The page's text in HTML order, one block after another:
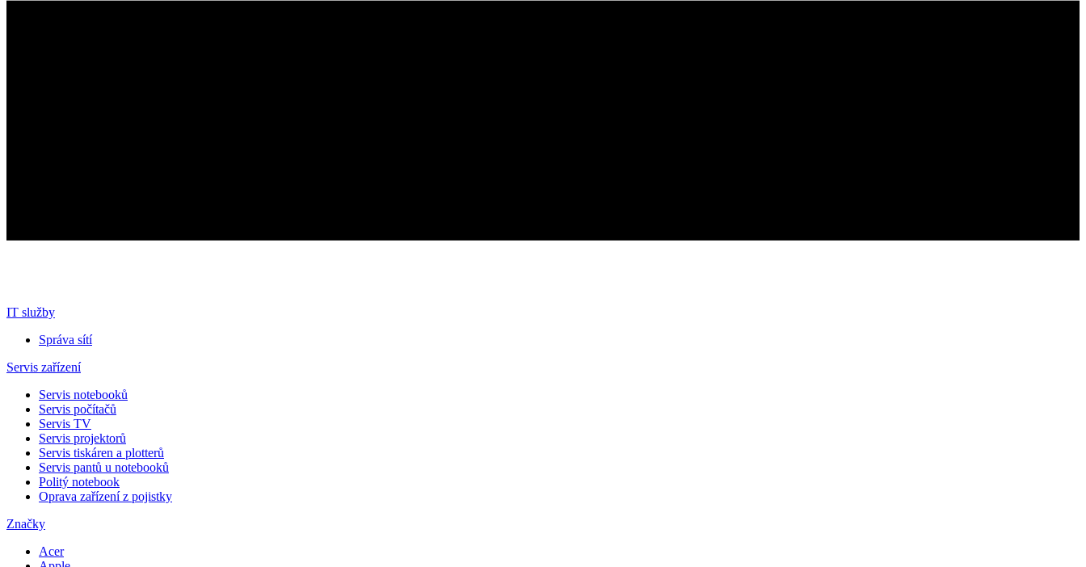
IT služby
Správa sítí
Servis zařízení
Servis notebooků
Servis počítačů
Servis TV
Servis projektorů
Servis tiskáren a plotterů
Servis pantů u notebooků
Politý notebook
Oprava zařízení z pojistky
Značky
Acer